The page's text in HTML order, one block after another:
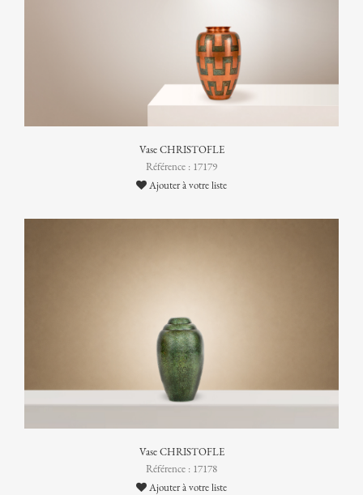
Vase CHRISTOFLE
Référence : 17179
Ajouter à votre liste
Vase CHRISTOFLE
Référence : 17178
Ajouter à votre liste